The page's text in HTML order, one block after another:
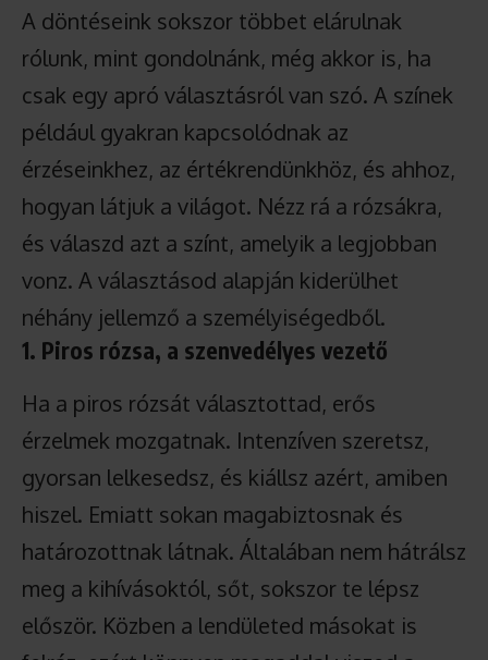
A döntéseink sokszor többet elárulnak
rólunk, mint gondolnánk, még akkor is, ha
csak egy apró választásról van szó. A színek
például gyakran kapcsolódnak az
érzéseinkhez, az értékrendünkhöz, és ahhoz,
hogyan látjuk a világot. Nézz rá a rózsákra,
és válaszd azt a színt, amelyik a legjobban
vonz. A választásod alapján kiderülhet
néhány jellemző a személyiségedből.
1. Piros rózsa, a szenvedélyes vezető
Ha a piros rózsát választottad, erős
érzelmek mozgatnak. Intenzíven szeretsz,
gyorsan lelkesedsz, és kiállsz azért, amiben
hiszel. Emiatt sokan magabiztosnak és
határozottnak látnak. Általában nem hátrálsz
meg a kihívásoktól, sőt, sokszor te lépsz
először. Közben a lendületed másokat is